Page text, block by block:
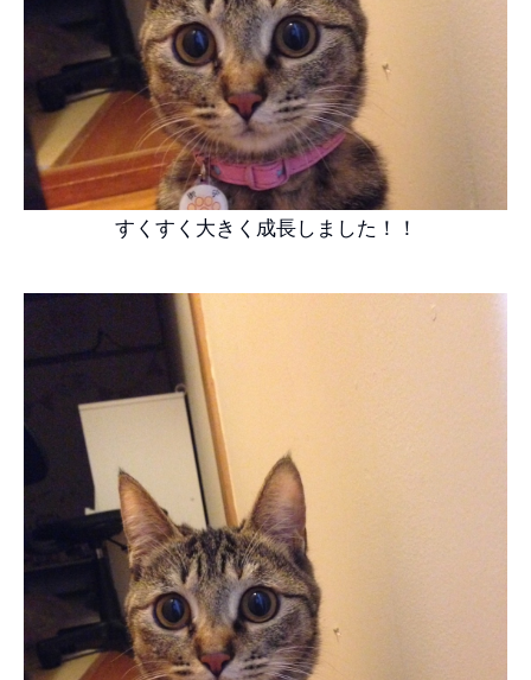
すくすく大きく成長しました！！